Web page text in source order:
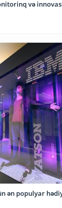
və
ən populyar